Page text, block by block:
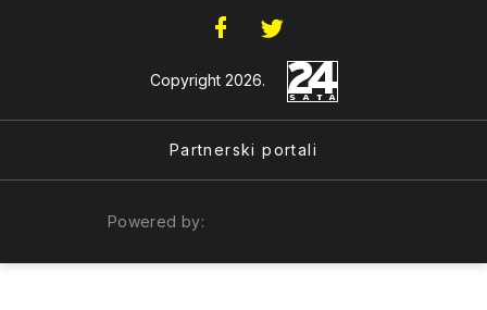
Copyright 2026.
Partnerski portali
Powered by: